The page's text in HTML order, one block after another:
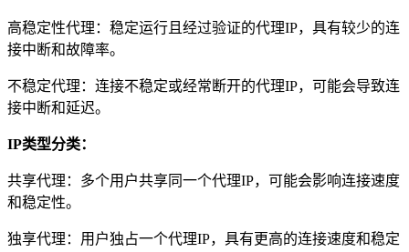
高稳定性代理：稳定运行且经过验证的代理IP，具有较少的连
接中断和故障率。
不稳定代理：连接不稳定或经常断开的代理IP，可能会导致连
接中断和延迟。
IP类型分类：
共享代理：多个用户共享同一个代理IP，可能会影响连接速度
和稳定性。
独享代理：用户独占一个代理IP，具有更高的连接速度和稳定